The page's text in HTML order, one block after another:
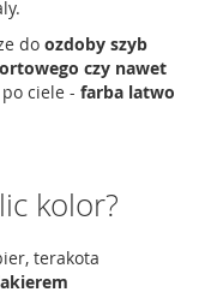
do ozdoby szyb
czy nawet
ciele - farba latwo
kolor?
terakota